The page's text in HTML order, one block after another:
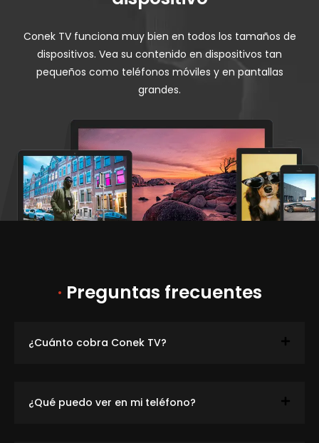
Conek TV funciona muy bien en todos los tamaños de
dispositivos. Vea su contenido en dispositivos tan
pequeños como teléfonos móviles y en pantallas
grandes.
· Preguntas frecuentes
¿Cuánto cobra Conek TV?
¿Qué puedo ver en mi teléfono?